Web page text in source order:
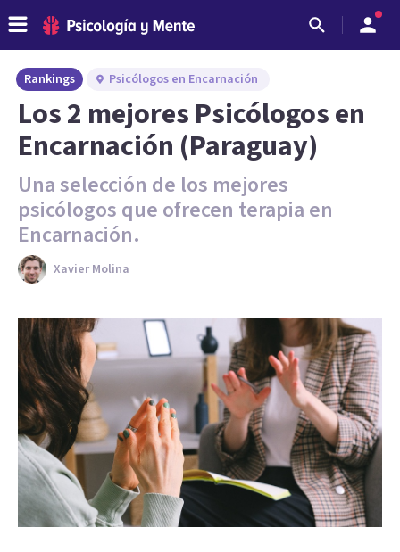
Rankings Psicólogos en Encarnación
Los 2 mejores Psicólogos en
Encarnación (Paraguay)
Una selección de los mejores
psicólogos que ofrecen terapia en
Encarnación.
Xavier Molina